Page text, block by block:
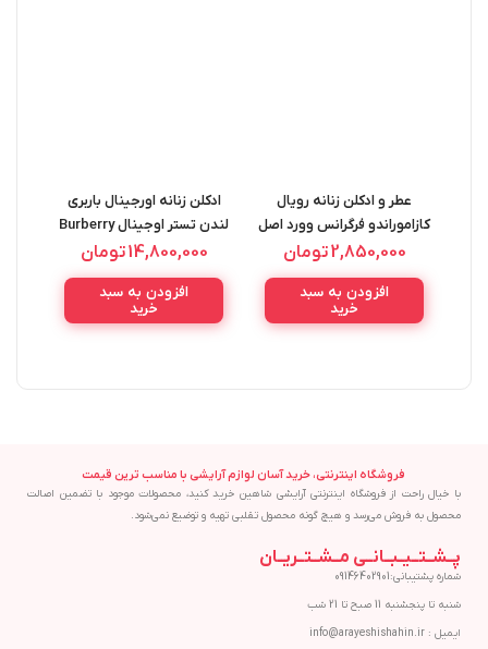
عطر و ادکلن زنانه رویال
کازاموراندو فرگرانس وورد اصل
FRAGRANCE WORLD
CASAMORANDO ROYAL
100ML
2,850,000تومان
افزودن به سبد
خرید
ادکلن زنانه اورجینال باربری
لندن تستر اوجینال Burberry
London WOMEN EDP
100ML
14,800,000تومان
افزودن به سبد
خرید
فروشگاه اینترنتی، خرید آسان لوازم آرایشی با مناسب ترین قیمت
با خیال راحت از فروشگاه اینترنتی آرایشی شاهین خرید کنید، محصولات موجود با تضمین اصالت
محصول به فروش می‌رسد و هیچ گونه محصول تقلبی تهیه و توضیع نمی‌شود.
پــشــتــیــبــانــی مــشــتــریــان
شماره پشتیبانی:09146402901
شنبه تا پنجشنبه 11 صبح تا 21 شب
ایمیل : info@arayeshishahin.ir